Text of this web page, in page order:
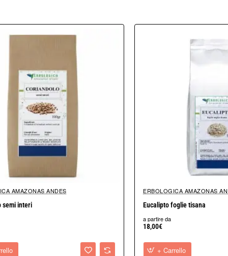
AMAZONAS ANDES
semi interi
ERBOLOGICA AMAZONAS
Eucalipto foglie tisana
a partire da
18,00€
+ Carrello